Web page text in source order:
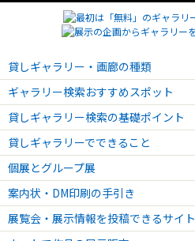
貸しギャラリー・画廊の種類
ギャラリー検索おすすめスポット
貸しギャラリー検索の基礎ポイント
貸しギャラリーでできること
個展とグループ展
案内状・DM印刷の手引き
展覧会・展示情報を投稿できるサイト